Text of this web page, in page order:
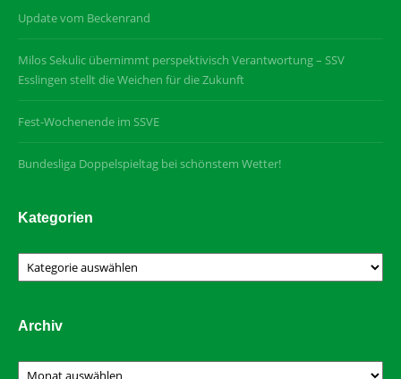
Update vom Beckenrand
Milos Sekulic übernimmt perspektivisch Verantwortung – SSV
Esslingen stellt die Weichen für die Zukunft
Fest-Wochenende im SSVE
Bundesliga Doppelspieltag bei schönstem Wetter!
Kategorien
Kategorien
Archiv
Archiv